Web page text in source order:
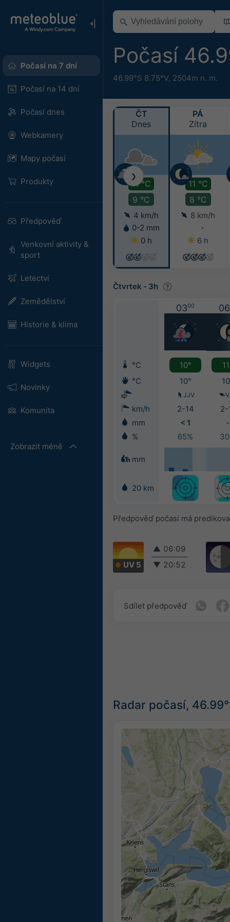
Počasí na 7 dní
Počasí na 14 dní
Počasí dnes
Webkamery
Mapy počasí
Produkty
Předpověď
Venkovní aktivity &
sport
Letectví
Zemědělství
Historie & klima
Widgets
Novinky
Komunita
Zobrazit méně
Počasí
46.99°S 8.75°V, 2504m n. m.
ČT
Dnes
11 °C
9 °C
4 km/h
0-2 mm
0 h
PÁ
Zítra
11 °C
8 °C
8 km/h
-
6 h
❯
Čtvrtek - 3h
0300 06
°C 10°
°C
10°
JJV
km/h 2-14 2-
mm
< 1 -
%
65%
mm
20 km
Předpověď počasí má
UV 5
▲ 06:09
▼ 20:52
Sdílet předpověď
Radar počasí,